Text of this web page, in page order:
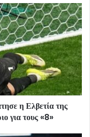
η Ελβετία της
για τους «8»